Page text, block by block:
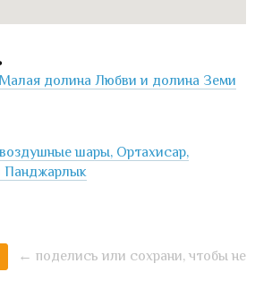
долина Любви и долина Земи
шары, Ортахисар,
Панджарлык
← поделись или сохрани, чтобы не